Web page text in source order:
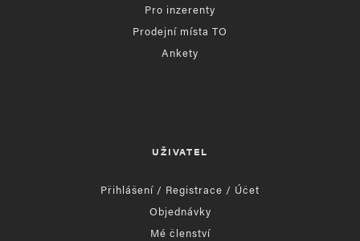
Pro inzerenty
Prodejní místa TO
Ankety
UŽIVATEL
Přihlášení / Registrace / Účet
Objednávky
Mé členství